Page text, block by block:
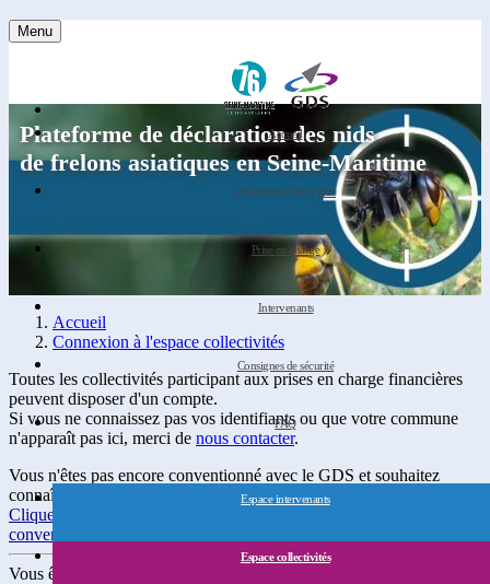
Menu
Accueil
Présentation de la lutte
Prise en charge
Intervenants
Consignes de sécurité
FAQ
Espace intervenants
Espace collectivités
Plateforme de déclaration des nids
de frelons asiatiques en Seine-Maritime
Accueil
Connexion à l'espace collectivités
Toutes les collectivités participant aux prises en charge financières
peuvent disposer d'un compte.
Si vous ne connaissez pas vos identifiants ou que votre commune
n'apparaît pas ici, merci de nous contacter.
Vous n'êtes pas encore conventionné avec le GDS et souhaitez
connaître le fonctionnement de cette plateforme ?
Cliquez ici pour en savoir plus et télécharger le formulaire de
conventionnement
Vous êtes